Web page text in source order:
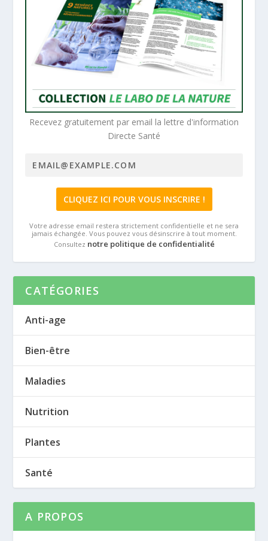
Recevez gratuitement par email la lettre d'information
Directe Santé
Votre adresse email restera strictement confidentielle et ne sera
jamais échangée. Vous pouvez vous désinscrire à tout moment.
Consultez notre politique de confidentialité
CATÉGORIES
Anti-age
Bien-être
Maladies
Nutrition
Plantes
Santé
A PROPOS